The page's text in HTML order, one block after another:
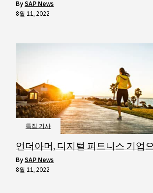
by SAP News
8월 11, 2022
특집 기사
언더아머, 디지털 피트니스 기업
by SAP News
8월 11, 2022